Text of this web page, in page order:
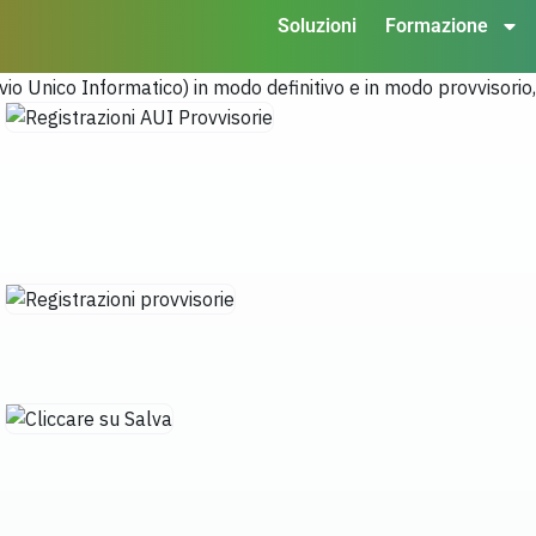
Soluzioni Formazione
Unico Informatico) in modo definitivo e in modo